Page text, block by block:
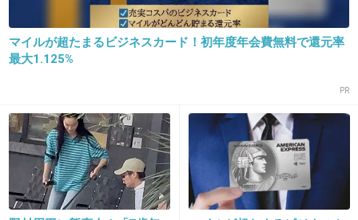
-15
+113
20. 匿名2018/08/11(土) 15:50:15
マイルが超たまるビジネスカード！初年度年会費無料で還元率
最大1.125%
PR